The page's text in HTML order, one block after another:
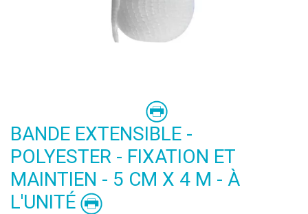
BANDE EXTENSIBLE -
POLYESTER - FIXATION ET
MAINTIEN - 5 CM X 4 M - À
L'UNITÉ